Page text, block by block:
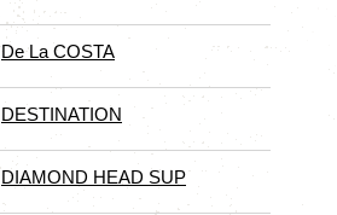
De La COSTA
DESTINATION
DIAMOND HEAD SUP